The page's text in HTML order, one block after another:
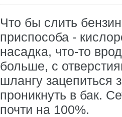
Что бы слить
приспособа -
насадка, что-то
больше, с
шлангу зацепиться
проникнуть в бак.
почти на 100%.